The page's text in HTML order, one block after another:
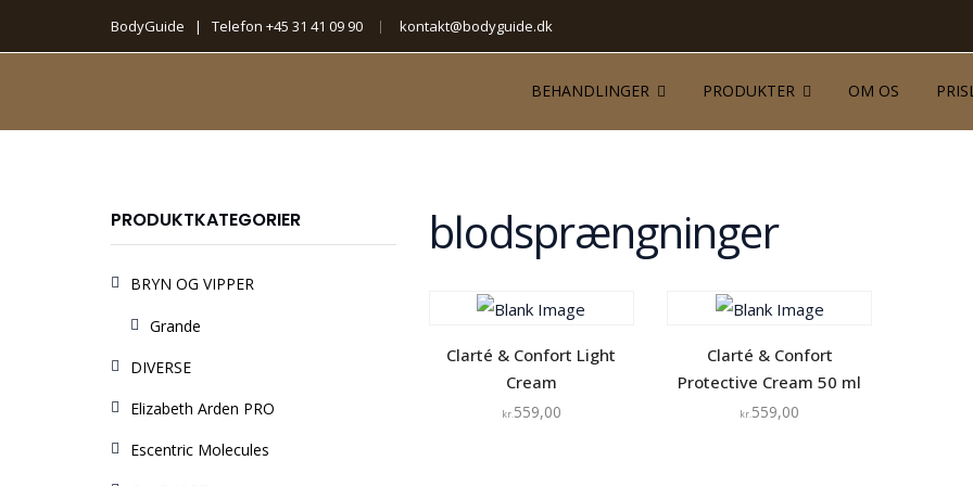
BodyGuide | Telefon +45 31 41 09 90 kontakt@bodyguide.dk
BEHANDLINGER PRODUKTER OM OS
blodsprængninger
Clarté & Confort Light
Cream
kr.559,00
Clarté & Confort
Protective Cream 50 ml
kr. 559,00
PRODUKTKATEGORIER
BRYN OG VIPPER
Grande
DIVERSE
Elizabeth Arden PRO
Escentric Molecules